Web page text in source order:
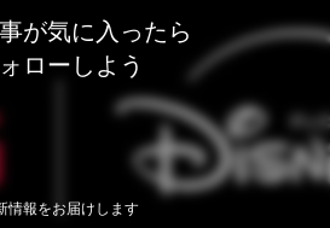
が気に入ったら
ローしよう
情報をお届けします